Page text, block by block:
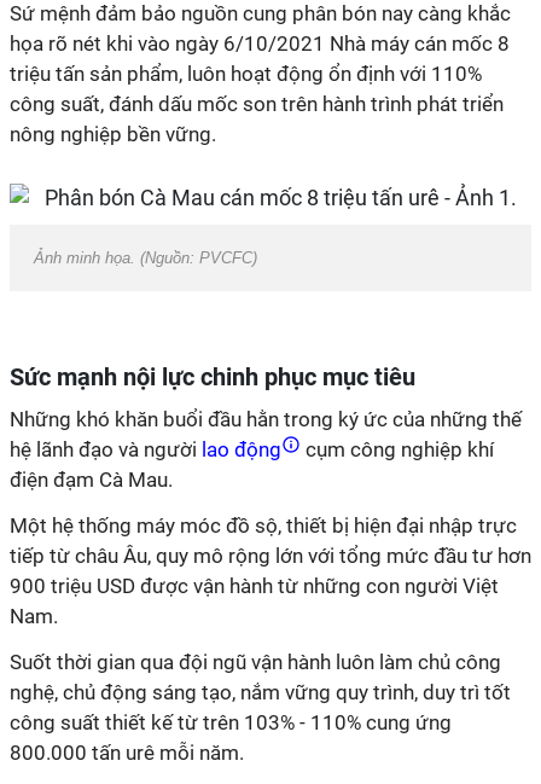
Sứ mệnh đảm bảo nguồn cung phân bón nay càng khắc
họa rõ nét khi vào ngày 6/10/2021 Nhà máy cán mốc 8
triệu tấn sản phẩm, luôn hoạt động ổn định với 110%
công suất, đánh dấu mốc son trên hành trình phát triển
nông nghiệp bền vững.
Ảnh minh họa. (Nguồn: PVCFC)
Sức mạnh nội lực chinh phục mục tiêu
Những khó khăn buổi đầu hằn trong ký ức của những thế
hệ lãnh đạo và người lao động
cụm công nghiệp khí
điện đạm Cà Mau.
Một hệ thống máy móc đồ sộ, thiết bị hiện đại nhập trực
tiếp từ châu Âu, quy mô rộng lớn với tổng mức đầu tư hơn
900 triệu USD được vận hành từ những con người Việt
Nam.
Suốt thời gian qua đội ngũ vận hành luôn làm chủ công
nghệ, chủ động sáng tạo, nắm vững quy trình, duy trì tốt
công suất thiết kế từ trên 103% - 110% cung ứng
800.000 tấn urê mỗi năm.